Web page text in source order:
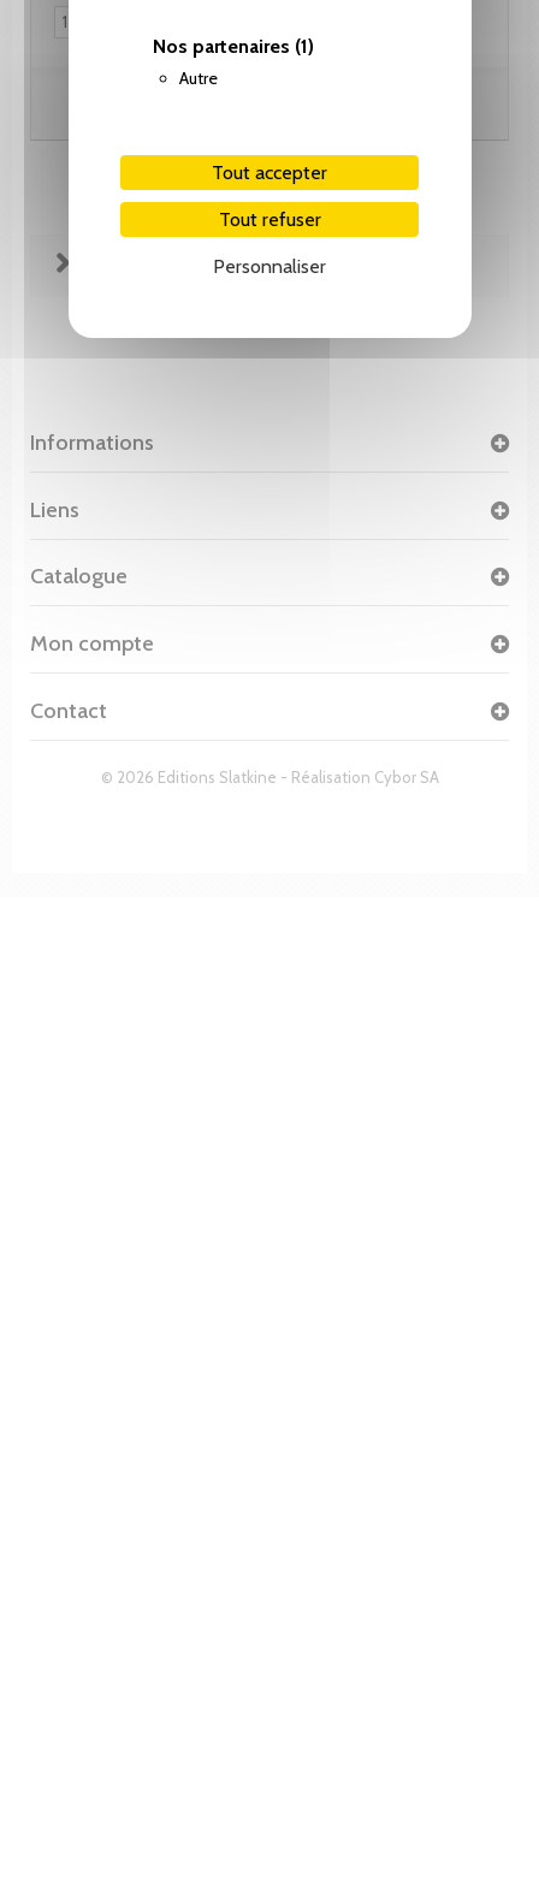
Nos partenaires (1)
Autre
Tout accepter
Tout refuser
Personnaliser
FICHE TECHNIQUE
Informations
© 2026 Editions Slatkine - Réalisation Cybor SA
Liens
Catalogue
Mon compte
Contact